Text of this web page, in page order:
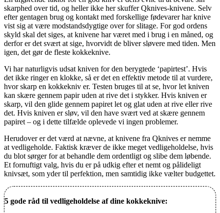
skarphed over tid, og heller ikke her skuffer Qknives-knivene. Selv
efter gentagen brug og kontakt med forskellige fødevarer har knive
vist sig at være modstandsdygtige over for slitage. For god ordens
skyld skal det siges, at knivene har været med i brug i en måned, og
derfor er det svært at sige, hvorvidt de bliver sløvere med tiden. Men
igen, det gør de fleste kokkeknive.
Vi har naturligvis udsat kniven for den berygtede ‘papirtest’. Hvis
det ikke ringer en klokke, så er det en effektiv metode til at vurdere,
hvor skarp en kokkekniv er. Testen bruges til at se, hvor let kniven
kan skære gennem papir uden at rive det i stykker. Hvis kniven er
skarp, vil den glide gennem papiret let og glat uden at rive eller rive
det. Hvis kniven er sløv, vil den have svært ved at skære gennem
papiret – og i dette tilfælde oplevede vi ingen problemer.
Herudover er det værd at nævne, at knivene fra Qknives er nemme
at vedligeholde. Faktisk kræver de ikke meget vedligeholdelse, hvis
du blot sørger for at behandle dem ordentligt og slibe dem løbende.
Et fornuftigt valg, hvis du er på udkig efter et nemt og pålideligt
knivsæt, som yder til perfektion, men samtidig ikke vælter budgettet.
5 gode råd til vedligeholdelse af dine kokkeknive: